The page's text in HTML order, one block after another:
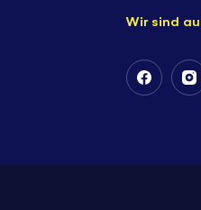
Wir sind
Follow